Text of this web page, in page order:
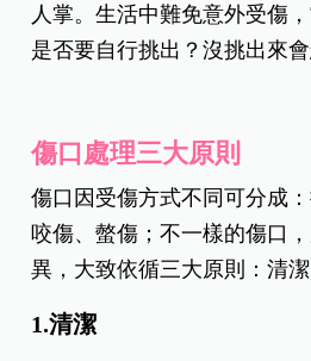
人掌。生活中難免意外受傷
是否要自行挑出？沒挑出來
傷口處理三大原則
傷口因受傷方式不同可分成
咬傷、螫傷；不一樣的傷口
異，大致依循三大原則：清潔
1.清潔